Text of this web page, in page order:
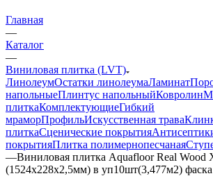
Главная
—
Каталог
—
Виниловая плитка (LVT)
ЛинолеумОстатки линолеумаЛаминат
напольныеПлинтус напольныйКовролин
плиткаКомплектующиеГибкий
мраморПрофильИскусственная трава
плиткаСценические покрытия
покрытияПлитка полимернопесчаная
—Виниловая плитка Aquafloor Real Wood
(1524х228х2,5мм) в уп10шт(3,477м2) фаска